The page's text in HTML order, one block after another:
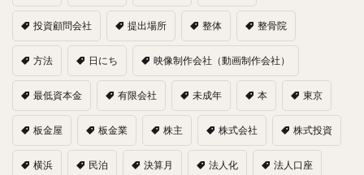
投資顧問会社 提出場所 整体 整骨院
方法 日にち 映像制作会社（動画制作会社）
最低資本金 有限会社 未成年 本 東京
板金屋 板金業 株主 株式会社 株式投資
横浜 民泊 決算月 法人化 法人口座